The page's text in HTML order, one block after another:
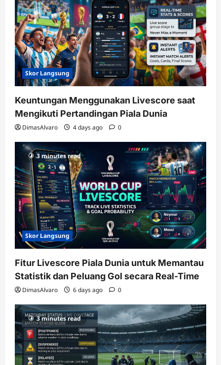
Skor Langsung
Keuntungan Menggunakan Livescore saat
Mengikuti Pertandingan Piala Dunia
DimasAlvaro 4 days ago 0
3 minutes read
Skor Langsung
Fitur Livescore Piala Dunia untuk Memantau
Statistik dan Peluang Gol secara Real-Time
DimasAlvaro 6 days ago 0
3 minutes read